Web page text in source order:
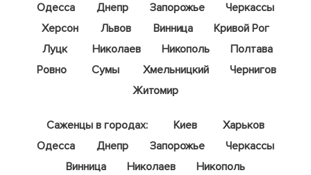
Одесса
Днепр Запорожье
Черкассы
Херсон
Львов Винница
Кривой Рог
Луцк
Николаев Никополь
Полтава
Ровно
Сумы Хмельницкий
Чернигов
Житомир
Саженцы в городах: Киев
Харьков
Одесса
Днепр Запорожье
Черкассы
Винница
Николаев
Никополь